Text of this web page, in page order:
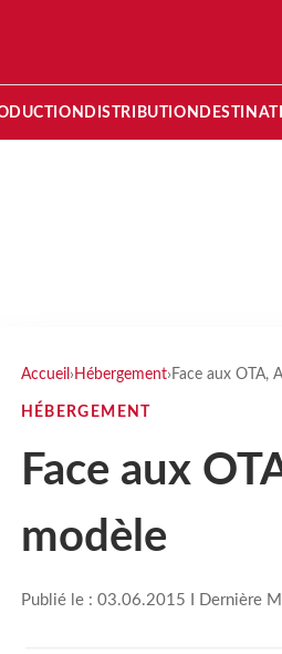
DISTRIBUTION
Accueil › Hébergement› Face aux OTA,
HÉBERGEMENT
Face aux
modèle
Publié le : 03.06.2015 I Dernière